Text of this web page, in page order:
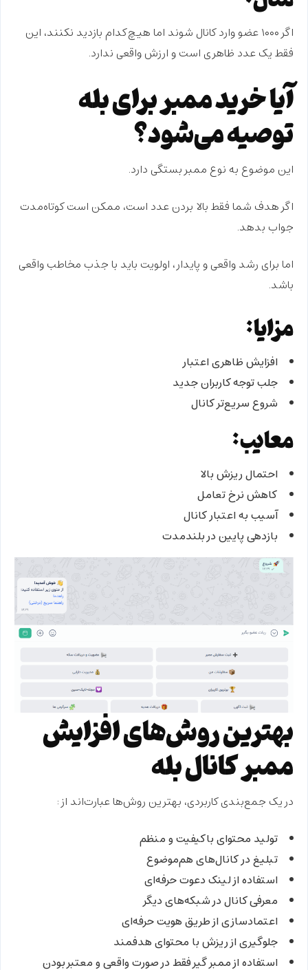
اگر ۱۰۰۰ عضو وارد کانال شوند اما هیچ‌کدام بازدید نکنند، این
فقط یک عدد ظاهری است و ارزش واقعی ندارد.
آیا خرید ممبر برای بله
توصیه می‌شود؟
این موضوع به نوع ممبر بستگی دارد.
اگر هدف شما فقط بالا بردن عدد است، ممکن است کوتاه‌مدت
جواب بدهد.
اما برای رشد واقعی و پایدار، اولویت باید با جذب مخاطب واقعی
باشد.
مزایا:
افزایش ظاهری اعتبار
جلب توجه کاربران جدید
شروع سریع‌تر کانال
معایب:
احتمال ریزش بالا
کاهش نرخ تعامل
آسیب به اعتبار کانال
بازدهی پایین در بلندمدت
بهترین روش‌های افزایش
ممبر کانال بله
در یک جمع‌بندی کاربردی، بهترین روش‌ها عبارت‌اند از:
تولید محتوای باکیفیت و منظم
تبلیغ در کانال‌های هم‌موضوع
استفاده از لینک دعوت حرفه‌ای
معرفی کانال در شبکه‌های دیگر
اعتمادسازی از طریق هویت حرفه‌ای
جلوگیری از ریزش با محتوای هدفمند
استفاده از ممبر گیر فقط در صورت واقعی و معتبر بودن